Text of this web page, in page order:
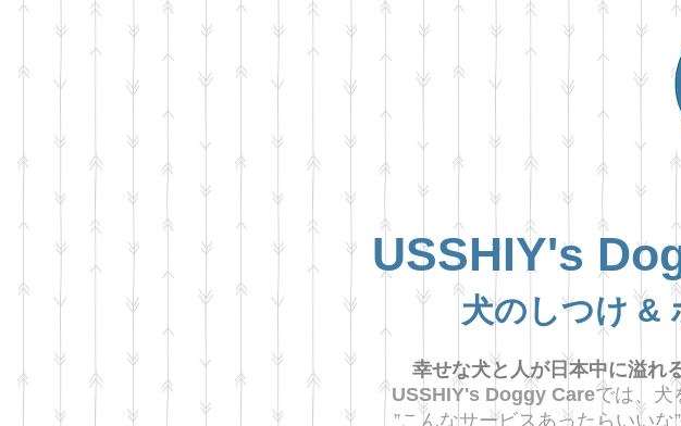
USSHIY's
犬のしつけ &
幸せな犬と人が日本中に溢れ
USSHIY's Doggy Careでは、犬
”こんなサービスあったらいいな